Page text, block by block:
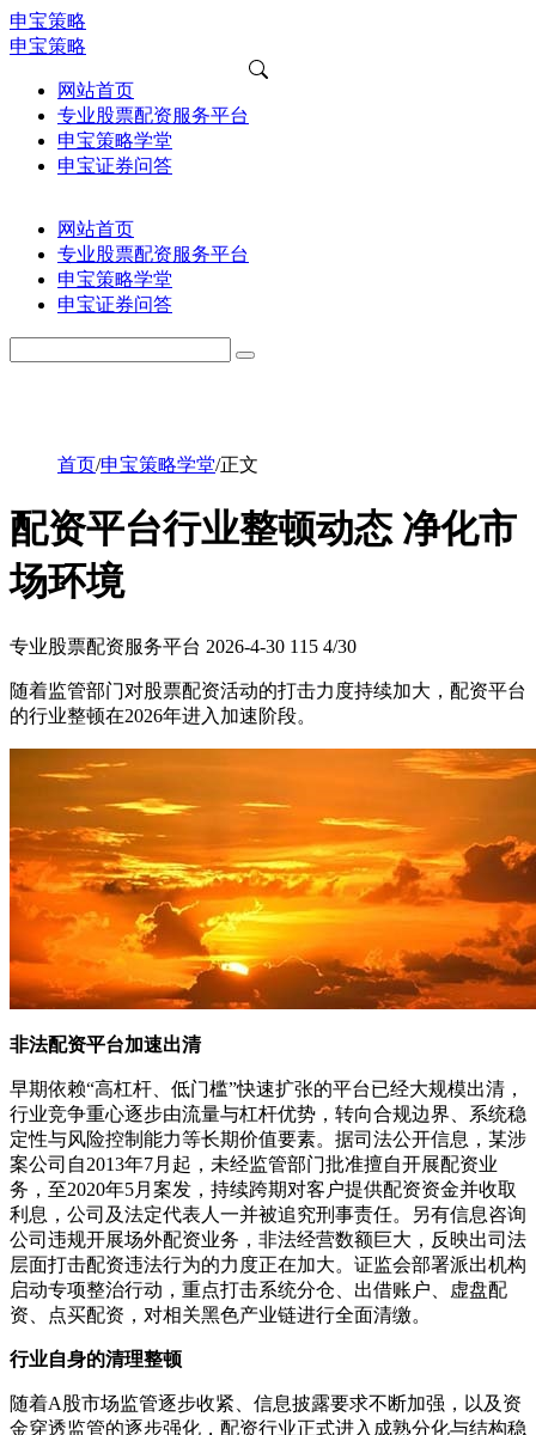
申宝策略
申宝策略
网站首页
专业股票配资服务平台
申宝策略学堂
申宝证券问答
网站首页
专业股票配资服务平台
申宝策略学堂
申宝证券问答
首页/申宝策略学堂/正文
配资平台行业整顿动态 净化市
场环境
专业股票配资服务平台 2026-4-30 115 4/30
随着监管部门对股票配资活动的打击力度持续加大，配资平台
的行业整顿在2026年进入加速阶段。
非法配资平台加速出清
早期依赖“高杠杆、低门槛”快速扩张的平台已经大规模出清，
行业竞争重心逐步由流量与杠杆优势，转向合规边界、系统稳
定性与风险控制能力等长期价值要素。据司法公开信息，某涉
案公司自2013年7月起，未经监管部门批准擅自开展配资业
务，至2020年5月案发，持续跨期对客户提供配资资金并收取
利息，公司及法定代表人一并被追究刑事责任。另有信息咨询
公司违规开展场外配资业务，非法经营数额巨大，反映出司法
层面打击配资违法行为的力度正在加大。证监会部署派出机构
启动专项整治行动，重点打击系统分仓、出借账户、虚盘配
资、点买配资，对相关黑色产业链进行全面清缴。
行业自身的清理整顿
随着A股市场监管逐步收紧、信息披露要求不断加强，以及资
金穿透监管的逐步强化，配资行业正式进入成熟分化与结构稳